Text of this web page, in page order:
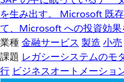
を生み出す。
Microsoft 既
て、Microsoft への投資効果
業種金融サービス 製造 小売
課題 レガシーシステムのモ
行 ビジネスオートメーショ